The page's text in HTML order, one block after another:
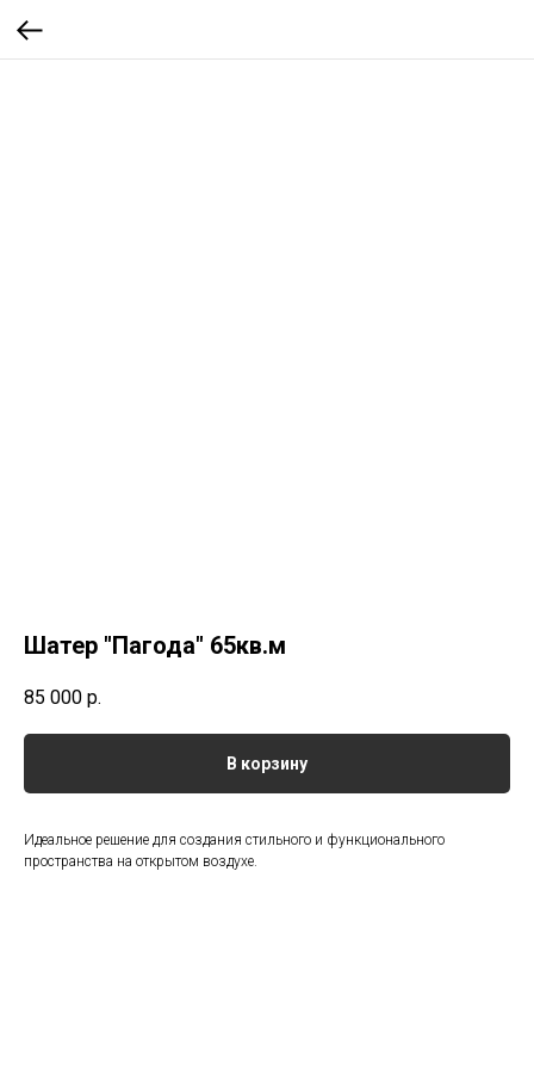
Шатер "Пагода" 65кв.м
85 000 р.
В корзину
Идеальное решение для создания стильного и функционального
пространства на открытом воздухе.